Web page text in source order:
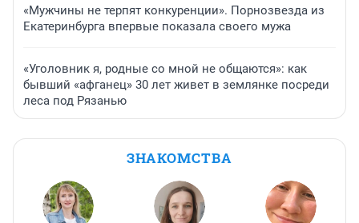
«Мужчины не терпят конкуренции». Порнозвезда из
Екатеринбурга впервые показала своего мужа
«Уголовник я, родные со мной не общаются»: как
бывший «афганец» 30 лет живет в землянке посреди
леса под Рязанью
ЗНАКОМСТВА